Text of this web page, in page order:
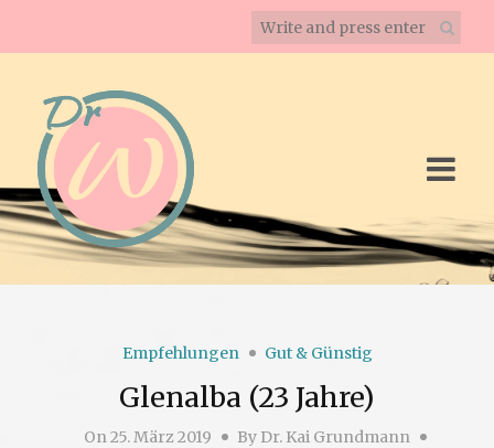
Empfehlungen Gut & Günstig
Glenalba (23 Jahre)
On25. März 2019 By Dr. Kai Grundmann